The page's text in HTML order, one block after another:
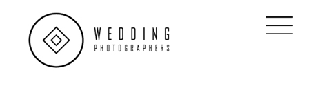
×
Home